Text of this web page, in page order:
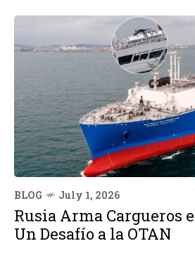
BLOG July 1, 2026
Rusia Arma Cargueros
Un Desafío a la OTAN